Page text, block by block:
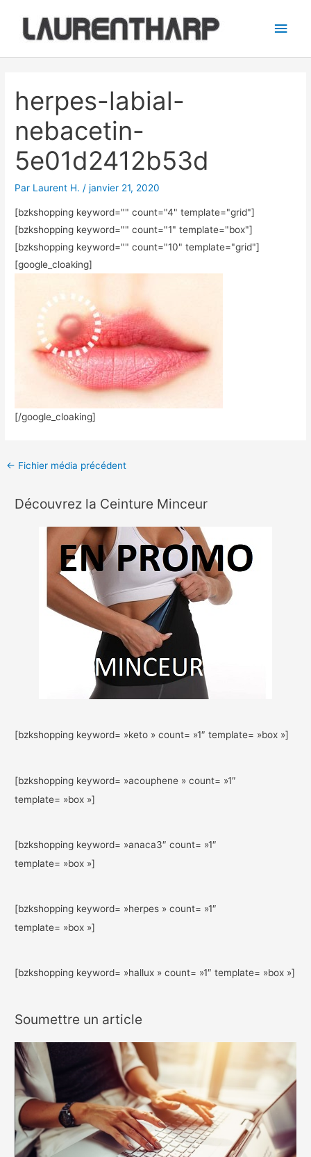
contenu
herpes-labial-
nebacetin-
5e01d2412b53d
Par Laurent H. /janvier 21, 2020
[bzkshopping keyword="" count="4" template="grid"]
[bzkshopping keyword="" count="1" template="box"]
[bzkshopping keyword="" count="10" template="grid"]
[google_cloaking]
[/google_cloaking]
articles
← Fichier média précédent
Découvrez la Ceinture Minceur
[bzkshopping keyword= »keto » count= »1″ template= »box »]
[bzkshopping keyword= »acouphene » count= »1″
template= »box »]
[bzkshopping keyword= »anaca3″ count= »1″
template= »box »]
[bzkshopping keyword= »herpes » count= »1″
template= »box »]
[bzkshopping keyword= »hallux » count= »1″ template= »box »]
Soumettre un article